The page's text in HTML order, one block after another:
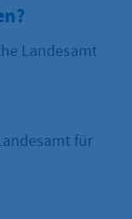
Landesamt
für